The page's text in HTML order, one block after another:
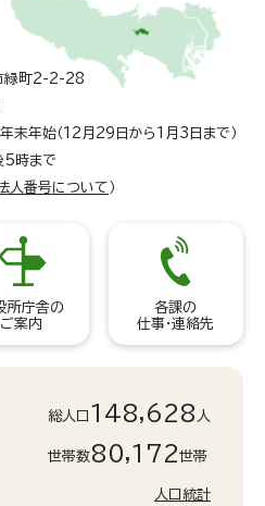
緑町2-2-28
年末年始（12月29日から1月3日まで）
5時まで
人番号について ）
所庁舎の
ご案内
各課の
仕事・連絡先
総人口 148,628 人
世帯数80,172世帯
人口統計